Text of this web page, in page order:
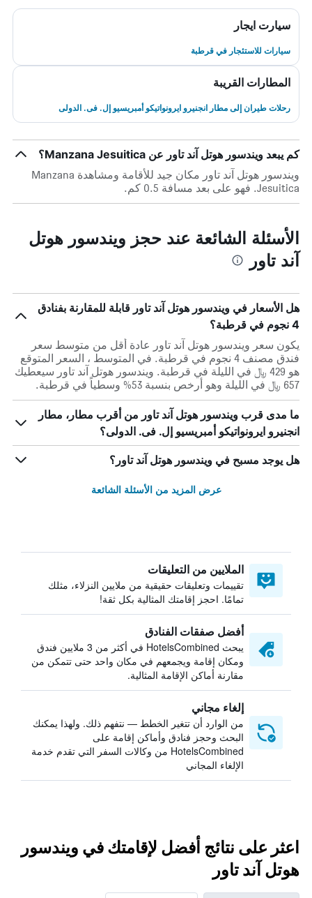
سيارت ايجار
سيارات للاستئجار في قرطبة
المطارات القريبة
رحلات طيران إلى مطار انجنيرو ايرونواتيكو أمبريسيو إل. فى. الدولى
كم يبعد ويندسور هوتل آند تاور عن Manzana Jesuitica؟
ويندسور هوتل آند تاور مكان جيد للأقامة ومشاهدة Manzana
Jesuitica. فهو على بعد مسافة 0.5 كم.
الأسئلة الشائعة عند حجز ويندسور هوتل
آند تاور
هل الأسعار في ويندسور هوتل آند تاور قابلة للمقارنة بفنادق
4 نجوم في قرطبة؟
يكون سعر ويندسور هوتل آند تاور عادة أقل من متوسط ​​سعر
فندق مصنف 4 نجوم في قرطبة. في المتوسط ، السعر المتوقع
هو 429 ﷼ في الليلة في قرطبة. ويندسور هوتل آند تاور سيعطيك
657 ﷼ في الليلة وهو أرخص بنسبة 53% وسطياً في قرطبة.
ما مدى قرب ويندسور هوتل آند تاور من أقرب مطار، مطار
انجنيرو ايرونواتيكو أمبريسيو إل. فى. الدولى؟
هل يوجد مسبح في ويندسور هوتل آند تاور؟
عرض المزيد من الأسئلة الشائعة
الملايين من التعليقات
تقييمات وتعليقات حقيقية من ملايين النزلاء، مثلك
تمامًا. احجز إقامتك المثالية بكل ثقة!
أفضل صفقات الفنادق
يبحث HotelsCombined في أكثر من 3 ملايين فندق
ومكان إقامة ويجمعهم في مكان واحد حتى تتمكن من
مقارنة أماكن الإقامة المثالية.
إلغاء مجاني
من الوارد أن تتغير الخطط — نتفهم ذلك. ولهذا يمكنك
البحث وحجز فنادق وأماكن إقامة على
HotelsCombined من وكالات السفر التي تقدم خدمة
الإلغاء المجاني
اعثر على نتائج أفضل لإقامتك في ويندسور
هوتل آند تاور